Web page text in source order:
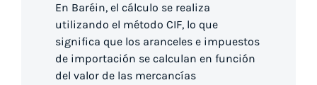
En Baréin, el cálculo se realiza
utilizando el método CIF, lo que
significa que los aranceles e impuestos
de importación se calculan en función
del valor de las mercancías